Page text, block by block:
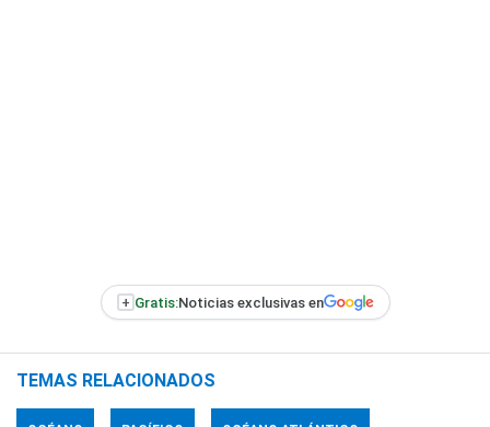
+ Gratis:Noticias exclusivas en
TEMAS RELACIONADOS